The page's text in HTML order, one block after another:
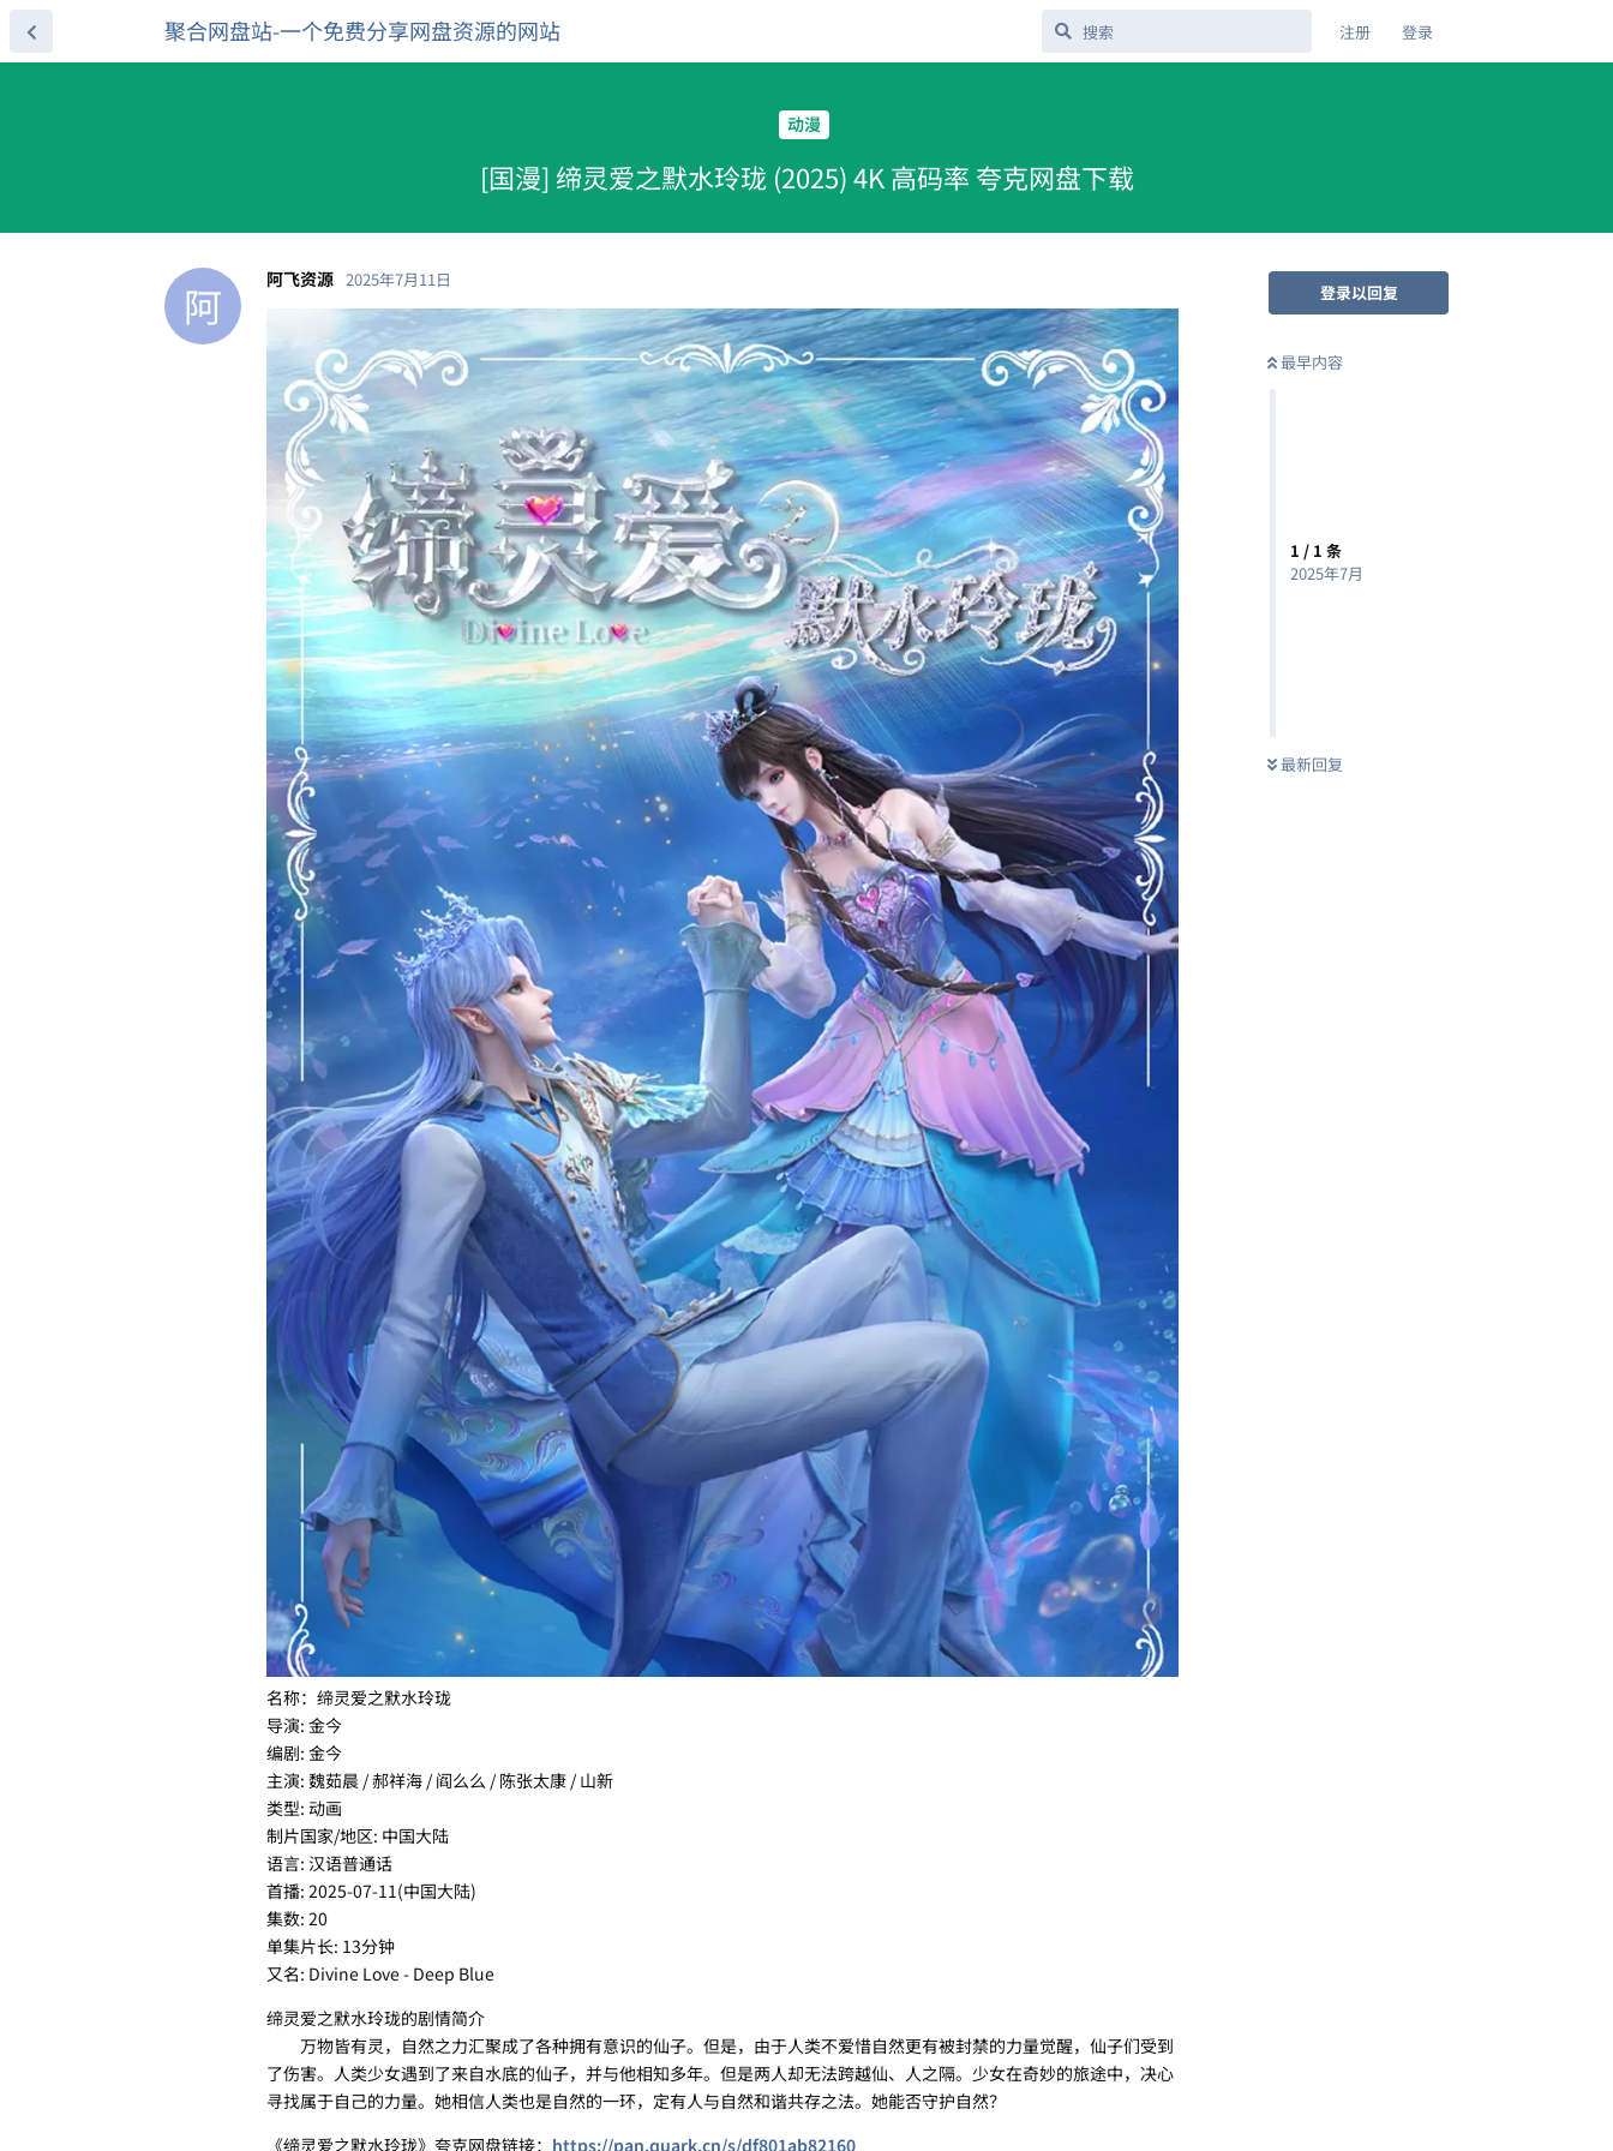
聚合网盘站-一个免费分享网盘资源的网站 注册 登录
动漫
[国漫] 缔灵爱之默水玲珑 (2025) 4K 高码率 夸克网盘下载
登录以回复
最早内容
1 / 1 条
2025年7月
最新回复
阿 阿飞资源 2025年7月11日
名称：缔灵爱之默水玲珑
导演: 金今
编剧: 金今
主演: 魏茹晨 / 郝祥海 / 阎么么 / 陈张太康 / 山新
类型: 动画
制片国家/地区: 中国大陆
语言: 汉语普通话
首播: 2025-07-11(中国大陆)
集数: 20
单集片长: 13分钟
又名: Divine Love - Deep Blue
缔灵爱之默水玲珑的剧情简介
万物皆有灵，自然之力汇聚成了各种拥有意识的仙子。但是，由于人类不爱惜自然更有被封禁的力量觉醒，仙子们受到
了伤害。人类少女遇到了来自水底的仙子，并与他相知多年。但是两人却无法跨越仙、人之隔。少女在奇妙的旅途中，决心
寻找属于自己的力量。她相信人类也是自然的一环，定有人与自然和谐共存之法。她能否守护自然？
《缔灵爱之默水玲珑》夸克网盘链接： https://pan.quark.cn/s/df801ab82160